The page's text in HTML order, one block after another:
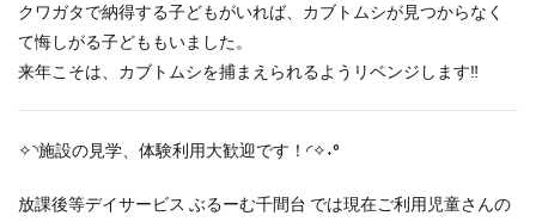
クワガタで納得する子どもがいれば、カブトムシが見つからなく
て悔しがる子どももいました。
来年こそは、カブトムシを捕まえられるようリベンジします‼
✧◝施設の見学、体験利用大歓迎です！◜✧˖°
放課後等デイサービス ぶるーむ千間台 では現在ご利用児童さんの